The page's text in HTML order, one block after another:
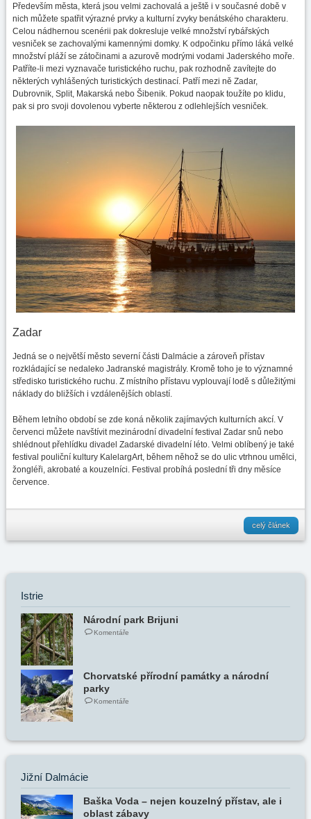
Především města, která jsou velmi zachovalá a ještě i v současné době v
nich můžete spatřit výrazné prvky a kulturní zvyky benátského charakteru.
Celou nádhernou scenérii pak dokresluje velké množství rybářských
vesniček se zachovalými kamennými domky. K odpočinku přímo láká velké
množství pláží se zátočinami a azurově modrými vodami Jaderského moře.
Patříte-li mezi vyznavače turistického ruchu, pak rozhodně zavítejte do
některých vyhlášených turistických destinací. Patří mezi ně Zadar,
Dubrovnik, Split, Makarská nebo Šibenik. Pokud naopak toužíte po klidu,
pak si pro svoji dovolenou vyberte některou z odlehlejších vesniček.
Zadar
Jedná se o největší město severní části Dalmácie a zároveň přístav
rozkládající se nedaleko Jadranské magistrály. Kromě toho je to významné
středisko turistického ruchu. Z místního přístavu vyplouvají lodě s důležitými
náklady do bližších i vzdálenějších oblastí.
Během letního období se zde koná několik zajímavých kulturních akcí. V
červenci můžete navštívit mezinárodní divadelní festival Zadar snů nebo
shlédnout přehlídku divadel Zadarské divadelní léto. Velmi oblíbený je také
festival pouliční kultury KalelargArt, během něhož se do ulic vtrhnou umělci,
žongléři, akrobaté a kouzelníci. Festival probíhá poslední tři dny měsíce
července.
celý článek
Istrie
Národní park Brijuni
Komentáře
Chorvatské přírodní památky a národní
parky
Komentáře
Jižní Dalmácie
Baška Voda – nejen kouzelný přístav, ale i
oblast zábavy